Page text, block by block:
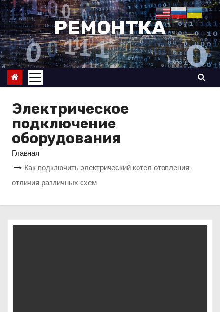
П
е
р
е
й
и
РЕМОНТКА
Электрическое
подключение
оборудования
Главная
Как подключить электрический котел отопления:
отличия различных схем